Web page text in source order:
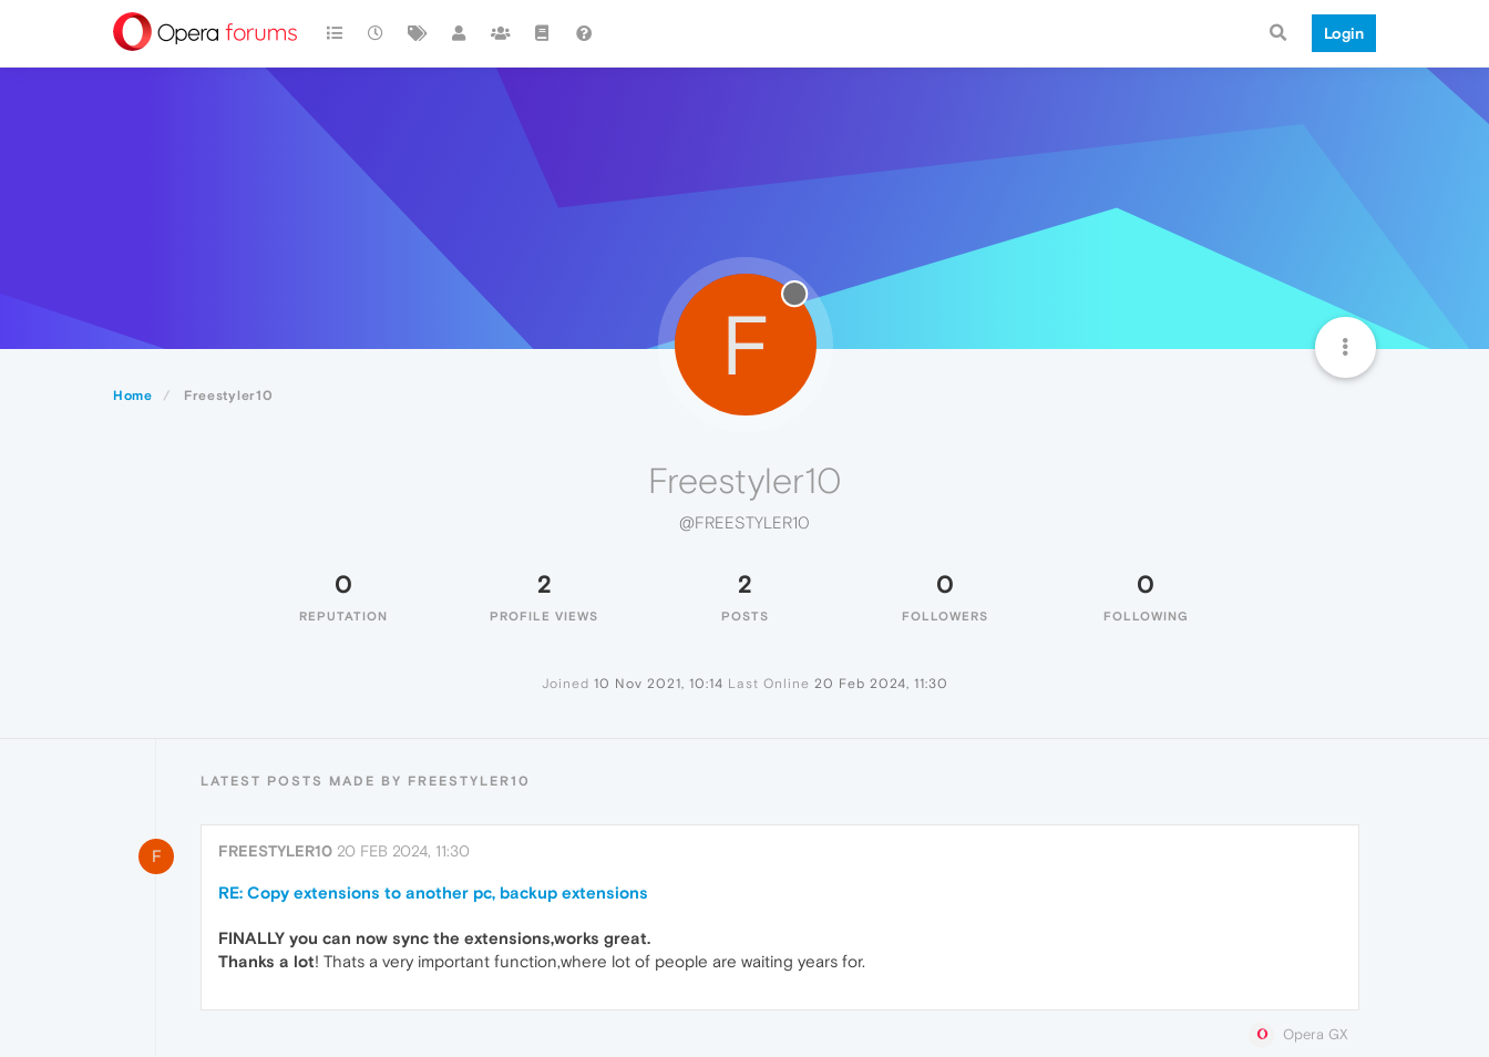
Login
Home Freestyler10
F
Freestyler10
@FREESTYLER10
0
REPUTATION
2
PROFILE VIEWS
2
POSTS
0
FOLLOWERS
0
FOLLOWING
Joined 10 Nov 2021, 10:14 Last Online 20 Feb 2024, 11:30
LATEST POSTS MADE BY FREESTYLER10
F FREESTYLER10 20 FEB 2024, 11:30
RE: Copy extensions to another pc, backup extensions
FINALLY you can now sync the extensions,works great.
Thanks a lot! Thats a very important function,where lot of people are waiting years for.
Opera GX